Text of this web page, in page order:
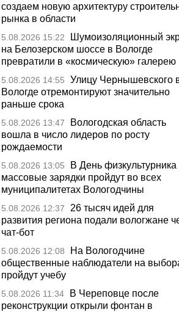
создаем новую архитектуру
рынка в области
5.08.2026 15:22
Шумоизоляционный
на Белозерском шоссе в Вологде
превратили в «космическую» галерею
5.08.2026 14:55
Улицу Чернышевского
Вологде отремонтируют значительно
раньше срока
5.08.2026 13:47
Вологодская область
вошла в число лидеров по росту
рождаемости
5.08.2026 13:05
В День физкультурника
массовые зарядки пройдут во всех
муниципалитетах Вологодчины
5.08.2026 12:37
26 тысяч идей для
развития региона подали вологжане
чат-бот
5.08.2026 12:08
На Вологодчине
общественные наблюдатели на
пройдут учебу
5.08.2026 11:34
В Череповце после
реконструкции открыли фонтан в